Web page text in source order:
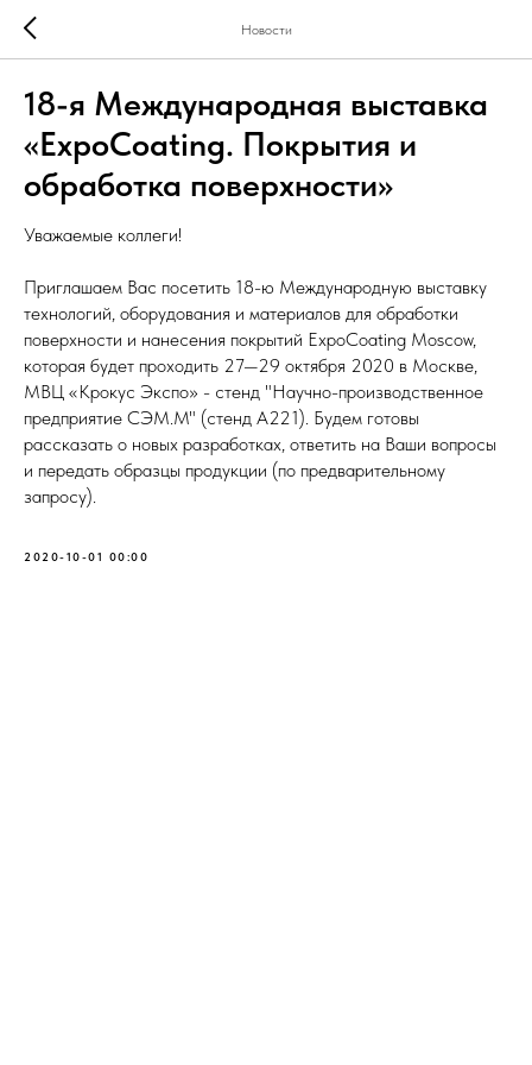
Новости
18-я Международная выставка
«ExpoCoating. Покрытия и
обработка поверхности»
Уважаемые коллеги!
Приглашаем Вас посетить 18-ю Международную выставку
технологий, оборудования и материалов для обработки
поверхности и нанесения покрытий ExpoCoating Moscow,
которая будет проходить 27—29 октября 2020 в Москве,
МВЦ «Крокус Экспо» - стенд "Научно-производственное
предприятие СЭМ.М" (стенд А221). Будем готовы
рассказать о новых разработках, ответить на Ваши вопросы
и передать образцы продукции (по предварительному
запросу).
2020-10-01 00:00